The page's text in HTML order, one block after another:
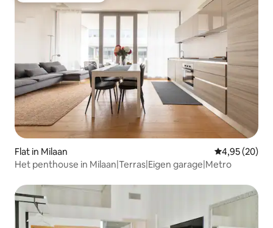
Flat in Milaan Gemiddelde
4,95 (20)
Het penthouse in Milaan|Terras|Eigen garage|Metro